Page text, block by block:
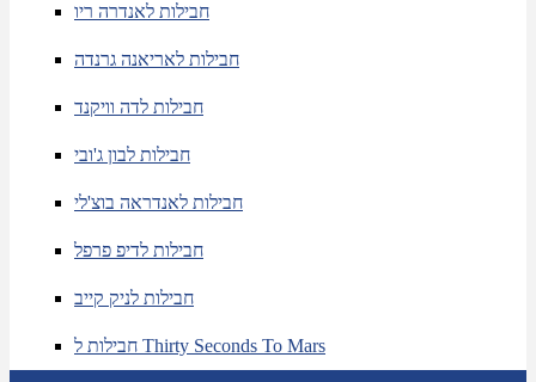
חבילות לאנדרה ריו
חבילות לאריאנה גרנדה
חבילות לדה וויקנד
חבילות לבון ג'ובי
חבילות לאנדראה בוצ'לי
חבילות לדיפ פרפל
חבילות לניק קייב
חבילות ל Thirty Seconds To Mars